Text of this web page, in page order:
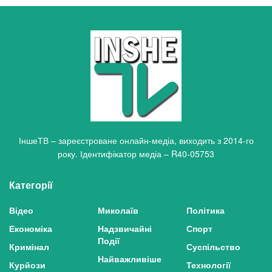
ІншеТВ – зареєстроване онлайн-медіа, виходить з 2014-го
року. Ідентифікатор медіа – R40-05753
Категорії
Відео
Економіка
Кримінал
Курйози
Миколаїв
Надзвичайні
Події
Найважливіше
Політика
Спорт
Суспільство
Технології